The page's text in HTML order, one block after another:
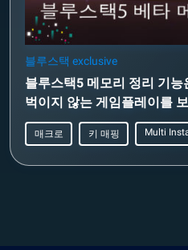
블루스택 exclusive
블루스택5 메모리 정리 기
벅이지 않는 게임플레이를
매크로 키 매핑 Multi